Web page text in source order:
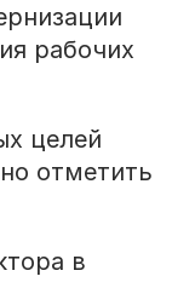
рабочих
целей
отметить
в